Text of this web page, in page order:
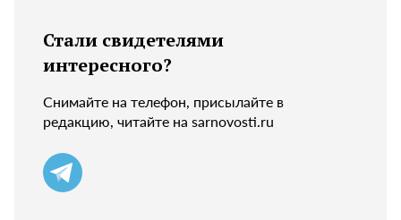
Стали свидетелями
интересного?
Снимайте на телефон, присылайте в
редакцию, читайте на sarnovosti.ru